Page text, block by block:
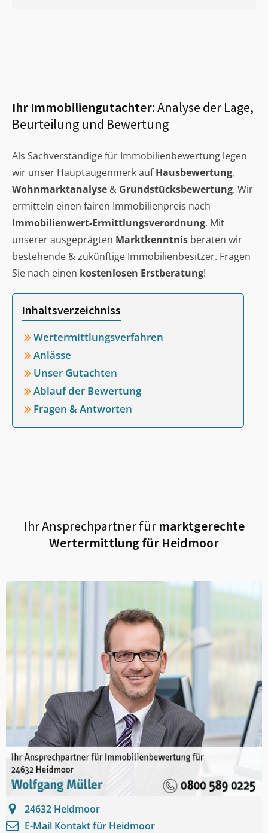
Ihr Immobiliengutachter:Analyse der Lage,
Beurteilung und Bewertung
Als Sachverständige für Immobilienbewertung legen
wir unser Hauptaugenmerk aufHausbewertung,
Wohnmarktanalyse & Grundstücksbewertung. Wir
ermitteln einen fairen Immobilienpreis nach
Immobilienwert-Ermittlungsverordnung. Mit
unserer ausgeprägten Marktkenntnis beraten wir
bestehende & zukünftige Immobilienbesitzer. Fragen
Sie nach einen kostenlosen Erstberatung!
Inhaltsverzeichniss
Wertermittlungsverfahren
Anlässe
Unser Gutachten
Ablauf der Bewertung
Fragen & Antworten
Ihr Ansprechpartner fürmarktgerechte
Wertermittlung für Heidmoor
24632 Heidmoor
E-Mail Kontakt für Heidmoor